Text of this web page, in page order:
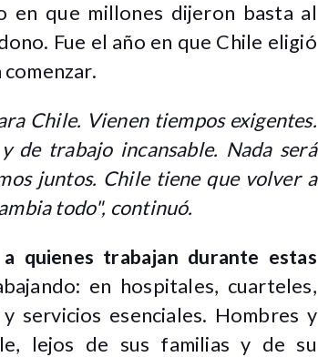
en que millones dijeron basta al
Fue el año en que Chile eligió
Chile. Vienen tiempos exigentes.
de trabajo incansable. Nada será
juntos. Chile tiene que volver a
todo", continuó.
quienes trabajan durante estas
en hospitales, cuarteles,
servicios esenciales. Hombres y
lejos de sus familias y de su